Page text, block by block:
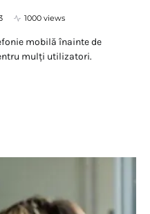
1000 views
mobilă înainte de
mulți utilizatori.